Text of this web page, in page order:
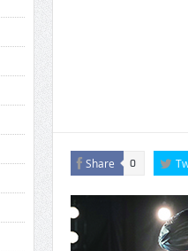
CINEMA×STYLE 286号
CINEMA×STYLE 285号
CINEMA×STYLE 294号
Share 0